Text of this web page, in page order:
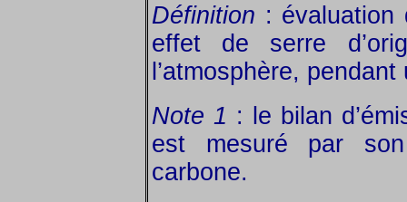
Définition :
effet de serre
l’atmosphère,
Note 1 : le bilan
est mesuré par
carbone.